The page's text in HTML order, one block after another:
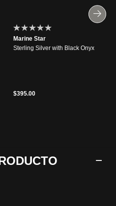
Marine Star
Sterling Silver with Black Onyx
$395.00